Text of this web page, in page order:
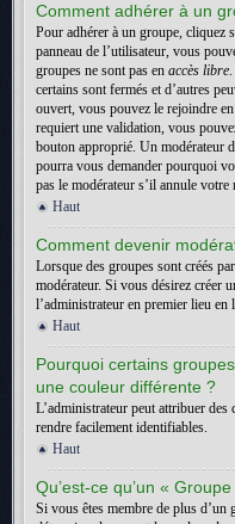
Comment adhérer à un
Pour adhérer à un groupe, cliquez
panneau de l’utilisateur, vous
groupes ne sont pas en accès libre
certains sont fermés et d’autres
ouvert, vous pouvez le rejoindre
requiert une validation, vous
bouton approprié. Un modérateur
pourra vous demander pourquoi
pas le modérateur s’il annule
Haut
Comment devenir
Lorsque des groupes sont créés
modérateur. Si vous désirez créer
l’administrateur en premier lieu en
Haut
Pourquoi certains
une couleur différente ?
L’administrateur peut attribuer
rendre facilement identifiables.
Haut
Qu’est-ce qu’un «
Si vous êtes membre de plus